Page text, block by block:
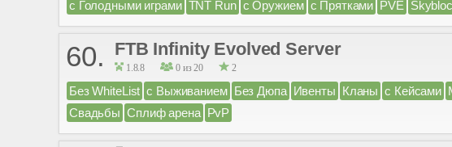
с Голодными играми TNT Run с Оружием с Прятками PVE
60. FTB Infinity Evolved Server
1.8.8 0 из 20 2
Без WhiteList с Выживанием Без Дюпа Ивенты Кланы с Кейсами
Свадьбы Сплиф арена PvP